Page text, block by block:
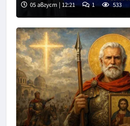
Снимка: БГНЕС
05 август | 12:21 1 533